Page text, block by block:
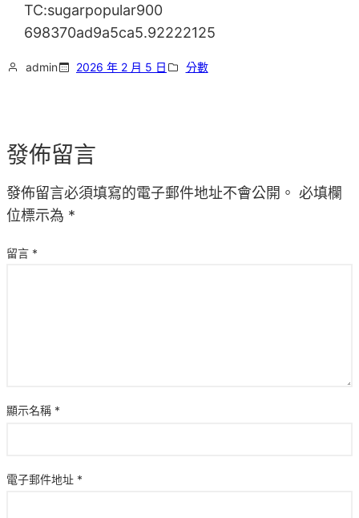
TC:sugarpopular900
698370ad9a5ca5.92222125
admin 2026 年 2 月 5 日 分數
發佈留言
發佈留言必須填寫的電子郵件地址不會公開。 必填欄
位標示為 *
留言 *
顯示名稱 *
電子郵件地址 *